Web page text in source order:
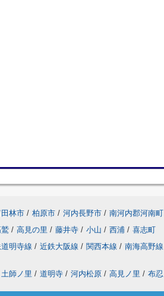
林市 / 柏原市 / 河内長野市 / 南河内郡河南町
/ 高見の里 / 藤井寺 / 小山 / 西浦 / 喜志町
明寺線 / 近鉄大阪線 / 関西本線 / 南海高野線
土師ノ里 / 道明寺 / 河内松原 / 高見ノ里 / 布忍